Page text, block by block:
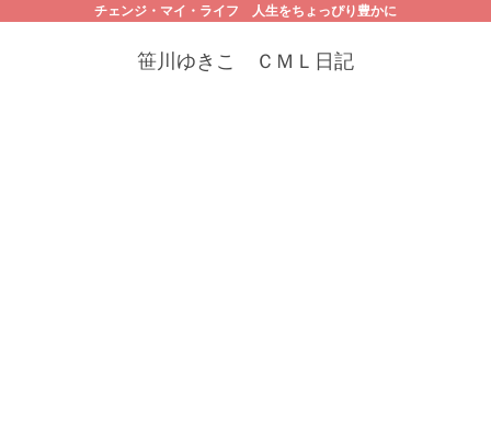
チェンジ・マイ・ライフ 人生をちょっぴり豊かに
笹川ゆきこ ＣＭＬ日記